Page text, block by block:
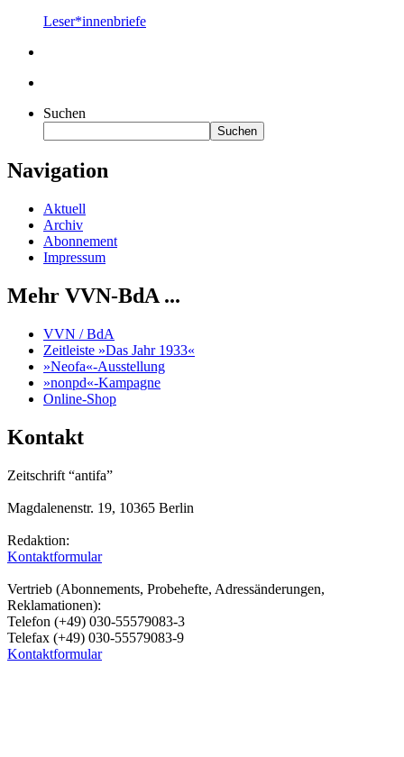
Leser*innenbriefe
Suchen
Suchen
Navigation
Aktuell
Archiv
Abonnement
Impressum
Mehr VVN-BdA ...
VVN / BdA
Zeitleiste »Das Jahr 1933«
»Neofa«-Ausstellung
»nonpd«-Kampagne
Online-Shop
Kontakt
Zeitschrift “antifa”
Magdalenenstr. 19, 10365 Berlin
Redaktion:
Kontaktformular
Vertrieb (Abonnements, Probehefte, Adressänderungen,
Reklamationen):
Telefon (+49) 030-55579083-3
Telefax (+49) 030-55579083-9
Kontaktformular